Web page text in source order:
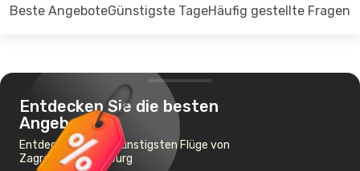
Beste AngeboteGünstigste TageHäufig gestellte Fragen
Entdecken Sie die besten
Angebote
Entdecken Sie die günstigsten Flüge von
Zagreb nach Salzburg